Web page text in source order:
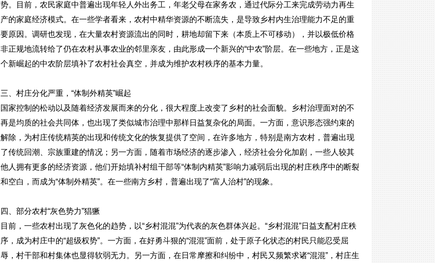
势。目前，农民家庭中普遍出现年轻人外出务工，年老父母在家务农，通过代际分工来完成劳动力再生
产的家庭经济模式。在一些学者看来，农村中精华资源的不断流失，是导致乡村内生治理能力不足的重
要原因。调研也发现，在大量农村资源流出的同时，耕地却留下来（本质上不可移动），并以极低价格
非正规地流转给了仍在农村从事农业的邻里亲友，由此形成一个新兴的“中农”阶层。在一些地方，正是这
个新崛起的中农阶层填补了农村社会真空，并成为维护农村秩序的基本力量。
三、村庄分化严重，“体制外精英”崛起
国家控制的松动以及随着经济发展而来的分化，很大程度上改变了乡村的社会面貌。乡村治理面对的不
再是均质的社会共同体，也出现了类似城市治理中那样日益复杂化的局面。一方面，意识形态强约束的
解除，为村庄传统精英的出现和传统文化的恢复提供了空间，在许多地方，特别是南方农村，普遍出现
了传统回潮、宗族重建的情况；另一方面，随着市场经济的逐步渗入，经济社会分化加剧，一些人较其
他人拥有更多的经济资源，他们开始填补村组干部等“体制内精英”影响力减弱后出现的村庄秩序中的断裂
和空白，而成为“体制外精英”。在一些南方乡村，普遍出现了“富人治村”的现象。
四、部分农村“灰色势力”猖獗
目前，一些农村出现了灰色化的趋势，以“乡村混混”为代表的灰色群体兴起。“乡村混混”日益支配村庄秩
序，成为村庄中的“超级权势”。一方面，在好勇斗狠的“混混”面前，处于原子化状态的村民只能忍受屈
辱，村干部和村集体也显得软弱无力。另一方面，在日常摩擦和纠纷中，村民又频繁求诸“混混”，村庄生